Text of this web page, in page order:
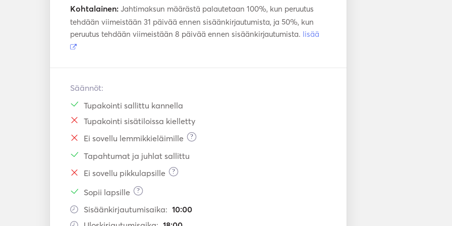
Sheets and towels 15€ p.p.
Stewardess 150€ / day.
*Prices include exclusive use of the boat, mooring in base port.
Kohtalainen: Jahtimaksun määrästä palautetaan 100%, kun peruutus
tehdään viimeistään 31 päivää ennen sisäänkirjautumista, ja 50%, kun
peruutus tehdään viimeistään 8 päivää ennen sisäänkirjautumista. lisää
Säännöt:
Tupakointi sallittu kannella
Tupakointi sisätiloissa kielletty
Ei sovellu lemmikkieläimille
?
Tapahtumat ja juhlat sallittu
Ei sovellu pikkulapsille
?
Sopii lapsille ?
Sisäänkirjautumisaika: 10:00